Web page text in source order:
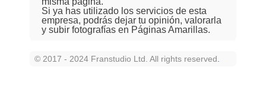
Si ya has utilizado los servicios de esta
empresa, podrás dejar tu opinión, valorarla
y subir fotografías en Páginas Amarillas.
© 2017 - 2024 Franstudio Ltd. All rights reserved